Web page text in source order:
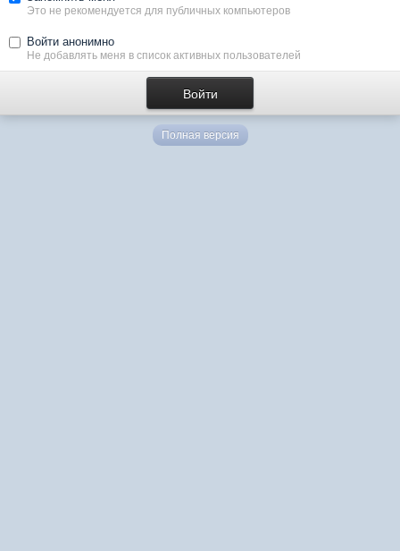
Это не рекомендуется для публичных компьютеров
Войти анонимно
Не добавлять меня в список активных пользователей
Полная версия